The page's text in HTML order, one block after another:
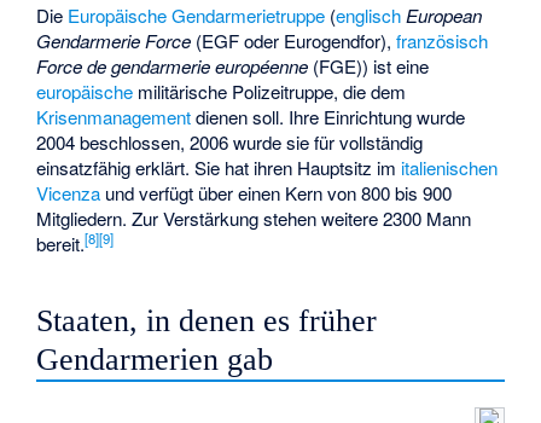
Die Europäische Gendarmerietruppe (englisch European
Gendarmerie Force (EGF oder Eurogendfor),französisch
Force de gendarmerie européenne (FGE)) ist eine
europäische militärische Polizeitruppe, die dem
Krisenmanagementdienen soll. Ihre Einrichtung wurde
2004 beschlossen, 2006 wurde sie für vollständig
einsatzfähig erklärt. Sie hat ihren Hauptsitz im italienischen
Vicenza und verfügt über einen Kern von 800 bis 900
Mitgliedern. Zur Verstärkung stehen weitere 2300 Mann
bereit.[8][9]
Staaten, in denen es früher
Gendarmerien gab